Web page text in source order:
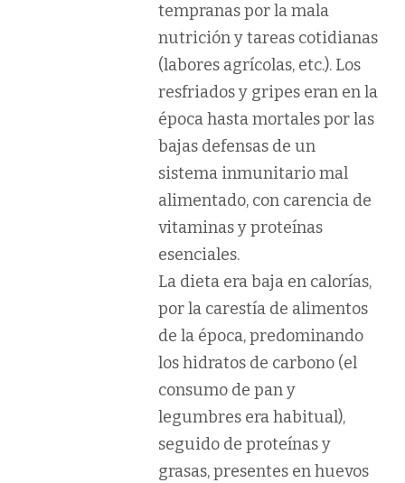
tempranas por la mala
nutrición y tareas cotidianas
(labores agrícolas, etc.). Los
resfriados y gripes eran en la
época hasta mortales por las
bajas defensas de un
sistema inmunitario mal
alimentado, con carencia de
vitaminas y proteínas
esenciales.
La dieta era baja en calorías,
por la carestía de alimentos
de la época, predominando
los hidratos de carbono (el
consumo de pan y
legumbres era habitual),
seguido de proteínas y
grasas, presentes en huevos